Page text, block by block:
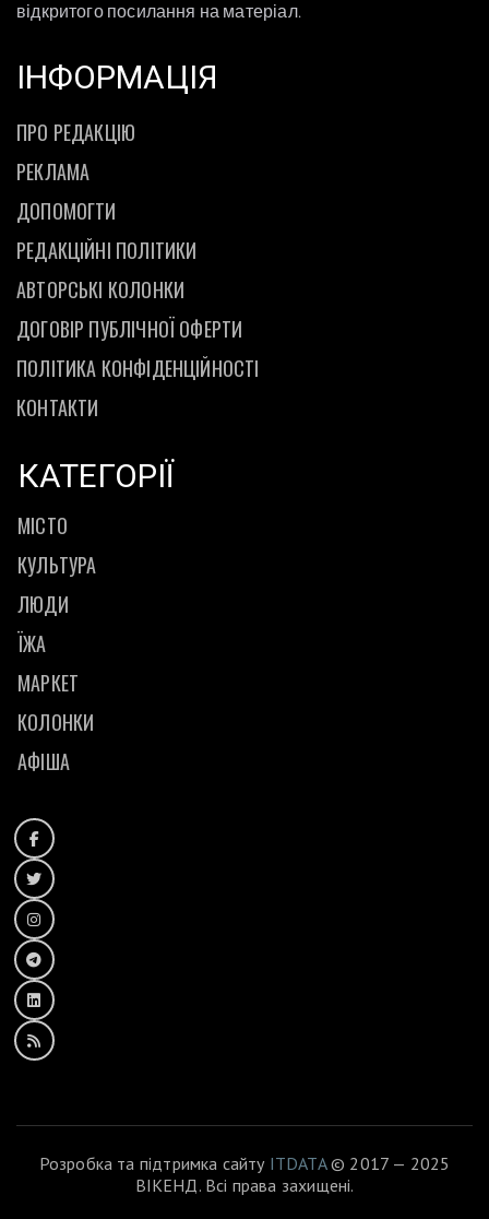
відкритого посилання на матеріал.
ІНФОРМАЦІЯ
ПРО РЕДАКЦІЮ
РЕКЛАМА
ДОПОМОГТИ
РЕДАКЦІЙНІ ПОЛІТИКИ
АВТОРСЬКІ КОЛОНКИ
ДОГОВІР ПУБЛІЧНОЇ ОФЕРТИ
ПОЛІТИКА КОНФІДЕНЦІЙНОСТІ
КОНТАКТИ
КАТЕГОРІЇ
МІСТО
КУЛЬТУРА
ЛЮДИ
ЇЖА
МАРКЕТ
КОЛОНКИ
АФІША
Розробка та підтримка сайту ITDATA© 2017 — 2025
ВІКЕНД. Всі права захищені.